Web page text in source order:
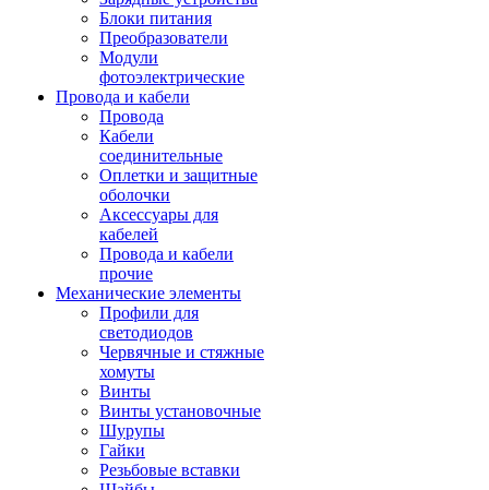
Блоки питания
Преобразователи
Модули
фотоэлектрические
Провода и кабели
Провода
Кабели
соединительные
Оплетки и защитные
оболочки
Аксессуары для
кабелей
Провода и кабели
прочие
Механические элементы
Профили для
светодиодов
Червячные и стяжные
хомуты
Винты
Винты установочные
Шурупы
Гайки
Резьбовые вставки